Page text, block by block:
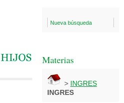
Nueva búsqueda
Materias
> INGRES
INGRES